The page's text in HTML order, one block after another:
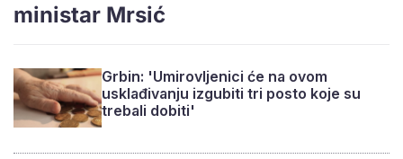
ministar Mrsić
Grbin: 'Umirovljenici će na ovom
usklađivanju izgubiti tri posto koje su
trebali dobiti'